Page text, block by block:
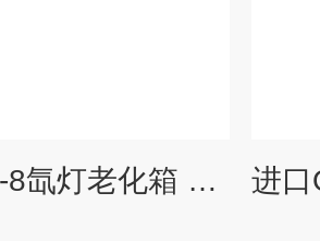
Q-SUN Xe-8氙灯老化箱 中国找罗中科技采购